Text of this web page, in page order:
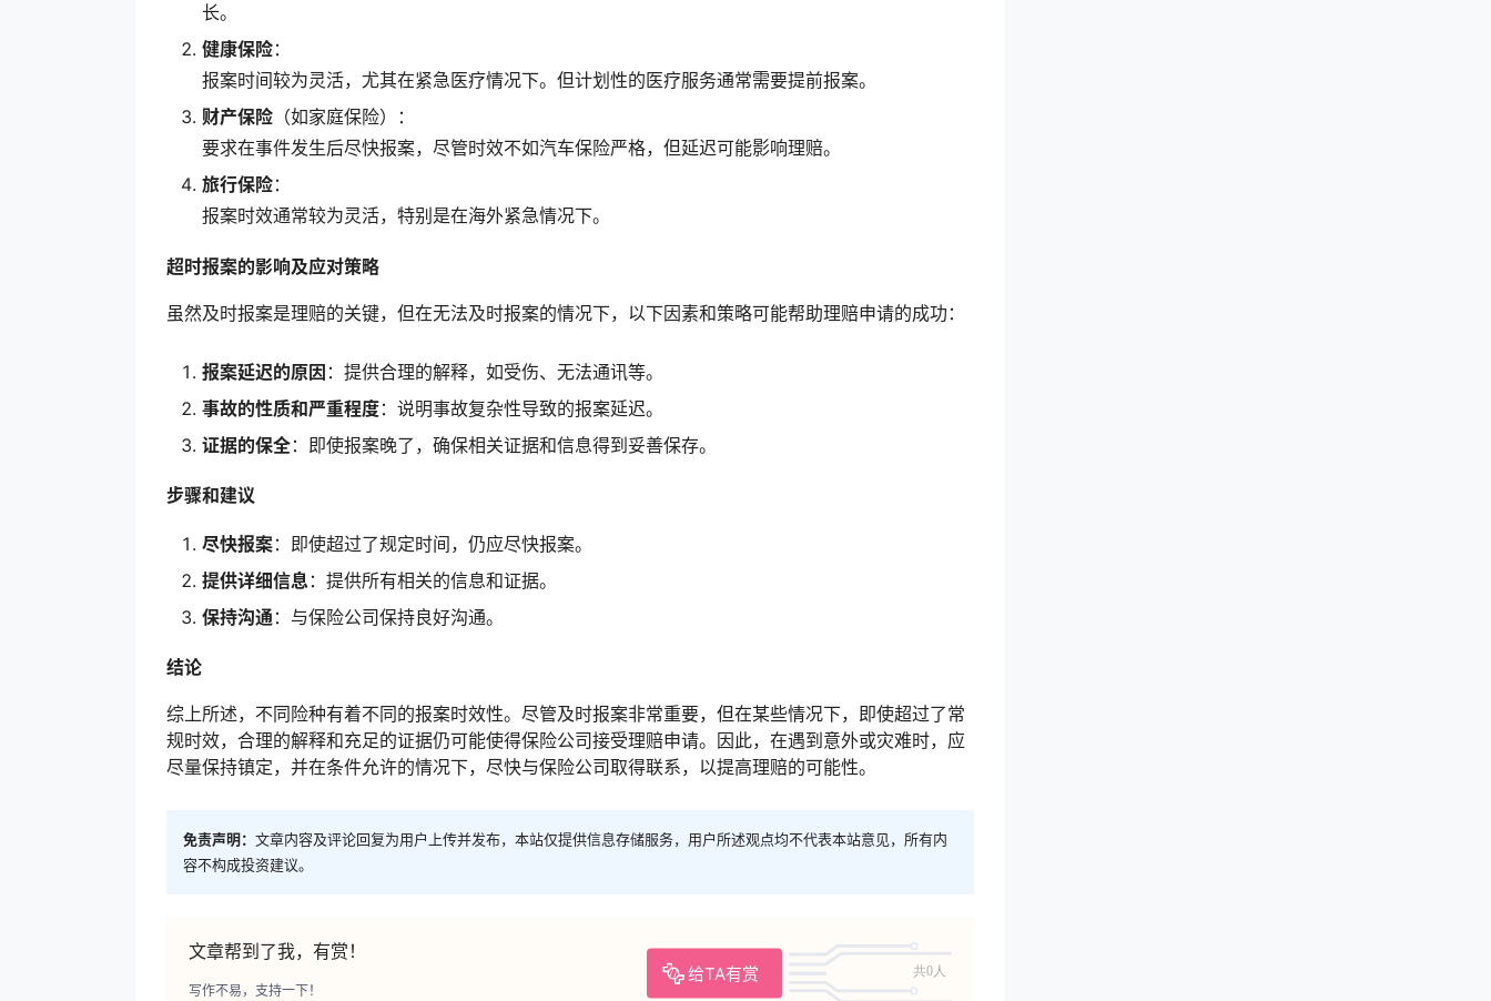
长。
健康保险：
报案时间较为灵活，尤其在紧急医疗情况下。但计划性的医疗服务通常需要提前报案。
财产保险 （如家庭保险）：
要求在事件发生后尽快报案，尽管时效不如汽车保险严格，但延迟可能影响理赔。
旅行保险：
报案时效通常较为灵活，特别是在海外紧急情况下。
超时报案的影响及应对策略
虽然及时报案是理赔的关键，但在无法及时报案的情况下，以下因素和策略可能帮助理赔申请的成功：
报案延迟的原因 ：提供合理的解释，如受伤、无法通讯等。
事故的性质和严重程度：说明事故复杂性导致的报案延迟。
证据的保全：即使报案晚了，确保相关证据和信息得到妥善保存。
步骤和建议
尽快报案：即使超过了规定时间，仍应尽快报案。
提供详细信息 ：提供所有相关的信息和证据。
保持沟通 ：与保险公司保持良好沟通。
结论
综上所述，不同险种有着不同的报案时效性。尽管及时报案非常重要，但在某些情况下，即使超过了常
规时效，合理的解释和充足的证据仍可能使得保险公司接受理赔申请。因此，在遇到意外或灾难时，应
尽量保持镇定，并在条件允许的情况下，尽快与保险公司取得联系，以提高理赔的可能性。
免责声明： 文章内容及评论回复为用户上传并发布，本站仅提供信息存储服务，用户所述观点均不代表本站意见，所有内
容不构成投资建议。
文章帮到了我，有赏！
给TA有赏 共0人
写作不易，支持一下！